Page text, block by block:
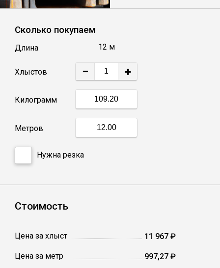
Квадрат
Столбы заборные
Сетка кладочная
Сколько покупаем
Длина 12 м
Хлыстов − +
Килограмм
Метров
Нужна резка
Стоимость
Цена за хлыст 11 967 ₽
Цена за метр 997,27 ₽